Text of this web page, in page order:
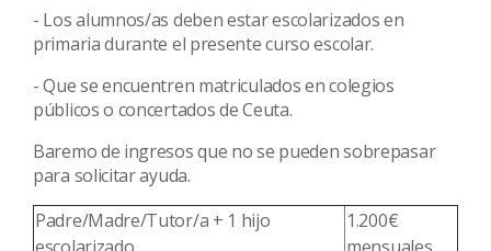
- Los alumnos/as deben estar escolarizados en
primaria durante el presente curso escolar.
- Que se encuentren matriculados en colegios
públicos o concertados de Ceuta.
Baremo de ingresos que no se pueden sobrepasar
para solicitar ayuda.
Padre/Madre/Tutor/a + 1 hijo
1.200€